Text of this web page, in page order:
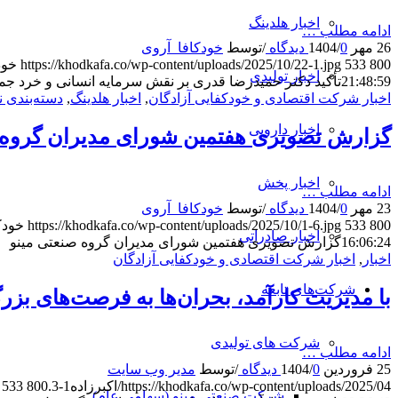
اخبار هلدینگ
اخبار تولیدی
اخبار دارویی
اخبار پخش
اخبار صادراتی
شرکت‌های تابعه
شرکت های تولیدی
ادامه مطلب …
26 مهر 1404
/0 دیدگاه /توسط خودکافا_آر‌وی
https://khodkafa.co/wp-content/uploads/2025/10/22-1.jpg 533 800
21:48:59تأکید دکتر حمیدرضا قدری بر نقش سرمایه انسانی و خرد
اخبار شرکت اقتصادی و خودکفایی آزادگان, اخبار هلدینگ, دسته‌بندی
گزارش تصویری هفتمین شورای مدیران
ادامه مطلب …
23 مهر 1404
/0 دیدگاه /توسط خودکافا_آر‌وی
https://khodkafa.co/wp-content/uploads/2025/10/1-6.jpg 533 800
16:06:24گزارش تصویری هفتمین شورای مدیران گروه صنعتی مینو
اخبار , اخبار شرکت اقتصادی و خودکفایی آزادگان
با مدیریت کارآمد، بحران‌ها به فرصت‌های
ادامه مطلب …
25 فروردین 1404
/0 دیدگاه /توسط مدیر وب سایت
https://khodkafa.co/wp-content/uploads/2025/04/اکبرزاده1-3.jpg
533 800